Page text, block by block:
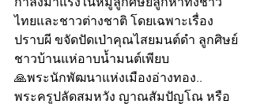
ไทยและชาวต่างชาติ โดยเฉพาะเรื่อง
ปราบผี ขจัดปัดเป่าคุณไสยมนต์ดำ ลูกศิษย์
ชาวบ้านแห่อาบน้ำมนต์เพียบ
🙏พระนักพัฒนาแห่งเมืองอ่างทอง..
พระครูปลัดสมหวัง ญาณสัมปัญโณ หรือ